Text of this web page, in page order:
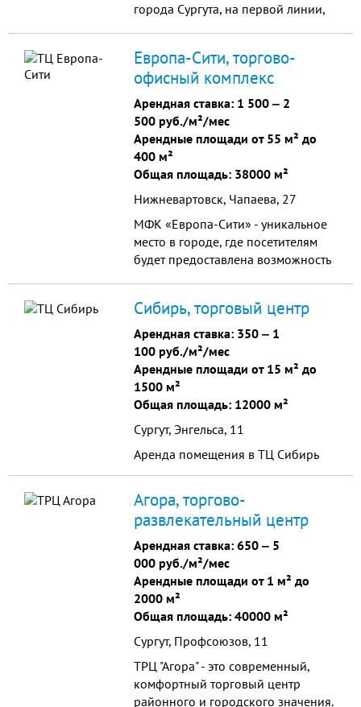
города Сургута, на первой линии,
общей площадью 12600
квадратных метров, один этаж.
Европа-Сити, торгово-
офисный комплекс
Арендная ставка: 1 500 ‒ 2
500 руб./м²/мес
Арендные площади от 55 м² до
400 м²
Общая площадь: 38000 м²
Нижневартовск, Чапаева, 27
МФК «Европа-Сити» - уникальное
место в городе, где посетителям
будет предоставлена возможность
подиум» города, место, где жизнь
бьет ключом.
Сибирь, торговый центр
Арендная ставка: 350 ‒ 1
100 руб./м²/мес
Арендные площади от 15 м² до
1500 м²
Общая площадь: 12000 м²
Сургут, Энгельса, 11
Аренда помещения в ТЦ Сибирь
Агора, торгово-
развлекательный центр
Арендная ставка: 650 ‒ 5
000 руб./м²/мес
Арендные площади от 1 м² до
2000 м²
Общая площадь: 40000 м²
Сургут, Профсоюзов, 11
ТРЦ "Агора" - это современный,
комфортный торговый центр
районного и городского значения.